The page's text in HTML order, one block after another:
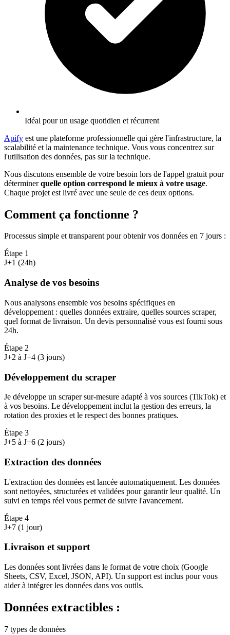
Idéal pour un usage quotidien et récurrent
Apify est une plateforme professionnelle qui gère l'infrastructure, la
scalabilité et la maintenance technique. Vous vous concentrez sur
l'utilisation des données, pas sur la technique.
Nous discutons ensemble de votre besoin lors de l'appel gratuit pour
déterminerquelle option correspond le mieux à votre usage.
Chaque projet est livré avec une seule de ces deux options.
Comment ça fonctionne ?
Processus simple et transparent pour obtenir vos données en 7 jours :
Étape 1
J+1 (24h)
Analyse de vos besoins
Nous analysons ensemble vos besoins spécifiques en
développement : quelles données extraire, quelles sources scraper,
quel format de livraison. Un devis personnalisé vous est fourni sous
24h.
Étape 2
J+2 à J+4 (3 jours)
Développement du scraper
Je développe un scraper sur-mesure adapté à vos sources (TikTok) et
à vos besoins. Le développement inclut la gestion des erreurs, la
rotation des proxies et le respect des bonnes pratiques.
Étape 3
J+5 à J+6 (2 jours)
Extraction des données
L'extraction des données est lancée automatiquement. Les données
sont nettoyées, structurées et validées pour garantir leur qualité. Un
suivi en temps réel vous permet de suivre l'avancement.
Étape 4
J+7 (1 jour)
Livraison et support
Les données sont livrées dans le format de votre choix (Google
Sheets, CSV, Excel, JSON, API). Un support est inclus pour vous
aider à intégrer les données dans vos outils.
Données extractibles :
7 types de données